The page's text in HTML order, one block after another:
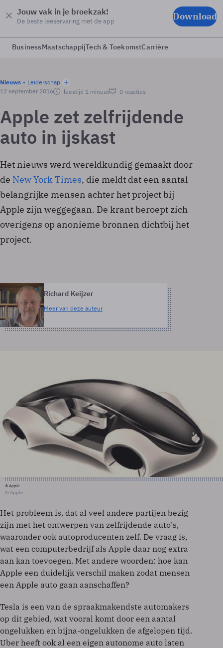
Jouw vak in je broekzak!
De beste leeservaring met de app Download
BusinessMaatschappijTech & ToekomstCarrière
Nieuws
Leiderschap
12 september 2016
leestijd 1 minuut 0 reacties
Apple zet zelfrijdende
auto in ijskast
Het nieuws werd wereldkundig gemaakt door
de New York Times, die meldt dat een aantal
belangrijke mensen achter het project bij
Apple zijn weggegaan. De krant beroept zich
overigens op anonieme bronnen dichtbij het
project.
Richard Keijzer
Meer van deze auteur
© Apple
© Apple
Het probleem is, dat al veel andere partijen bezig
zijn met het ontwerpen van zelfrijdende auto's,
waaronder ook autoproducenten zelf. De vraag is,
wat een computerbedrijf als Apple daar nog extra
aan kan toevoegen. Met andere woorden: hoe kan
Apple een duidelijk verschil maken zodat mensen
een Apple auto gaan aanschaffen?
Tesla is een van de spraakmakendste automakers
op dit gebied, wat vooral komt door een aantal
ongelukken en bijna-ongelukken de afgelopen tijd.
Uber heeft ook al een eigen autonome auto laten